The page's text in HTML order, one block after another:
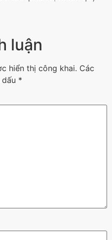
luận
hiển thị công khai. Các
*